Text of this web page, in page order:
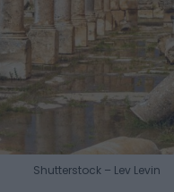
Shutterstock – Lev Levin